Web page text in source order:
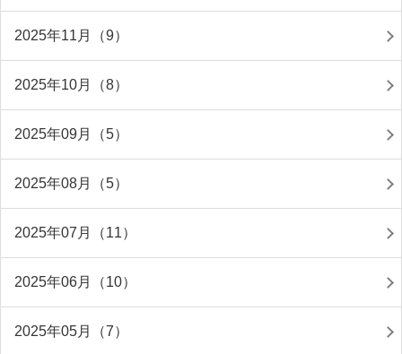
2025年11月（9）
2025年10月（8）
2025年09月（5）
2025年08月（5）
2025年07月（11）
2025年06月（10）
2025年05月（7）